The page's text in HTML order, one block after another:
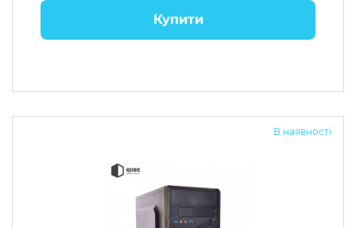
Купити
В наявності